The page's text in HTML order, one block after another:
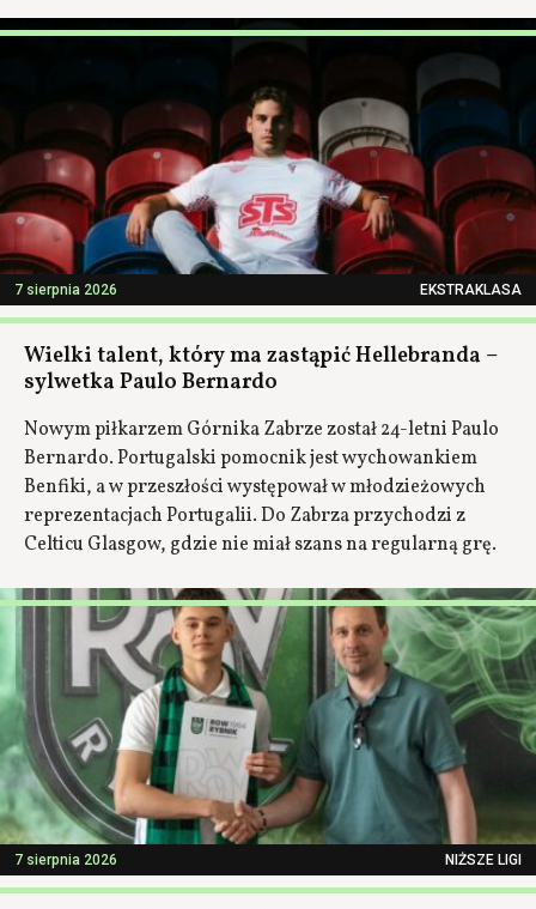
7 sierpnia 2026 EKSTRAKLASA
Wielki talent, który ma zastąpić Hellebranda –
sylwetka Paulo Bernardo
Nowym piłkarzem Górnika Zabrze został 24-letni Paulo
Bernardo. Portugalski pomocnik jest wychowankiem
Benfiki, a w przeszłości występował w młodzieżowych
reprezentacjach Portugalii. Do Zabrza przychodzi z
Celticu Glasgow, gdzie nie miał szans na regularną grę.
7 sierpnia 2026 NIŻSZE LIGI